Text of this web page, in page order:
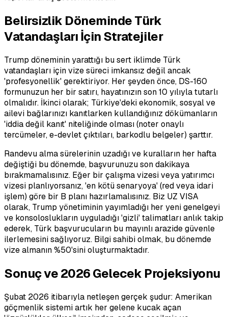
Belirsizlik Döneminde Türk
Vatandaşları İçin Stratejiler
Trump döneminin yarattığı bu sert iklimde Türk
vatandaşları için vize süreci imkansız değil ancak
'profesyonellik' gerektiriyor. Her şeyden önce, DS-160
formunuzun her bir satırı, hayatınızın son 10 yılıyla tutarlı
olmalıdır. İkinci olarak; Türkiye'deki ekonomik, sosyal ve
ailevi bağlarınızı kanıtlarken kullandığınız dökümanların
'iddia değil kanıt' niteliğinde olması (noter onaylı
tercümeler, e-devlet çıktıları, barkodlu belgeler) şarttır.
Randevu alma sürelerinin uzadığı ve kuralların her hafta
değiştiği bu dönemde, başvurunuzu son dakikaya
bırakmamalısınız. Eğer bir çalışma vizesi veya yatırımcı
vizesi planlıyorsanız, 'en kötü senaryoya' (red veya idari
işlem) göre bir B planı hazırlamalısınız. Biz UZ VISA
olarak, Trump yönetiminin yayımladığı her yeni genelgeyi
ve konsoloslukların uyguladığı 'gizli' talimatları anlık takip
ederek, Türk başvurucuların bu mayınlı arazide güvenle
ilerlemesini sağlıyoruz. Bilgi sahibi olmak, bu dönemde
vize almanın %50'sini oluşturmaktadır.
Sonuç ve 2026 Gelecek Projeksiyonu
Şubat 2026 itibarıyla netleşen gerçek şudur: Amerikan
göçmenlik sistemi artık her gelene kucak açan